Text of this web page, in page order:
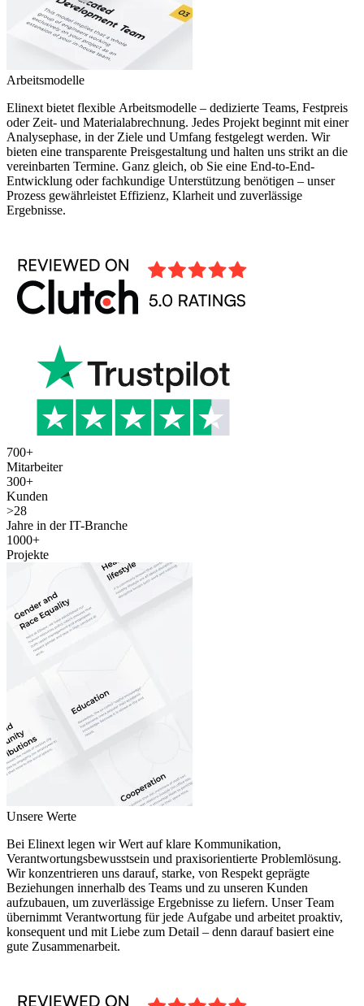
Arbeitsmodelle
Elinext bietet flexible Arbeitsmodelle – dedizierte Teams, Festpreis
oder Zeit- und Materialabrechnung. Jedes Projekt beginnt mit einer
Analysephase, in der Ziele und Umfang festgelegt werden. Wir
bieten eine transparente Preisgestaltung und halten uns strikt an die
vereinbarten Termine. Ganz gleich, ob Sie eine End-to-End-
Entwicklung oder fachkundige Unterstützung benötigen – unser
Prozess gewährleistet Effizienz, Klarheit und zuverlässige
Ergebnisse.
700+
Mitarbeiter
300+
Kunden
>28
Jahre in der IT-Branche
1000+
Projekte
Unsere Werte
Bei Elinext legen wir Wert auf klare Kommunikation,
Verantwortungsbewusstsein und praxisorientierte Problemlösung.
Wir konzentrieren uns darauf, starke, von Respekt geprägte
Beziehungen innerhalb des Teams und zu unseren Kunden
aufzubauen, um zuverlässige Ergebnisse zu liefern. Unser Team
übernimmt Verantwortung für jede Aufgabe und arbeitet proaktiv,
konsequent und mit Liebe zum Detail – denn darauf basiert eine
gute Zusammenarbeit.